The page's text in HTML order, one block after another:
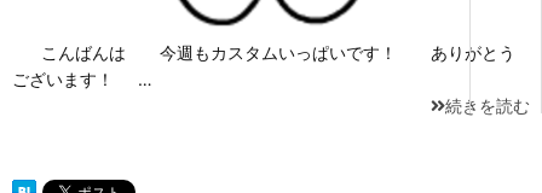
こんばんは 今週もカスタムいっぱいです！ ありがとう
ございます！ …
続きを読む